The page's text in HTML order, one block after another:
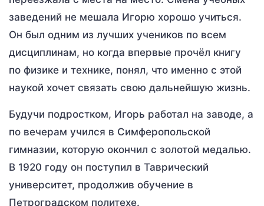
заведений не мешала Игорю хорошо учиться.
Он был одним из лучших учеников по всем
дисциплинам, но когда впервые прочёл книгу
по физике и технике, понял, что именно с этой
наукой хочет связать свою дальнейшую жизнь.
Будучи подростком, Игорь работал на заводе, а
по вечерам учился в Симферопольской
гимназии, которую окончил с золотой медалью.
В 1920 году он поступил в Таврический
университет, продолжив обучение в
Петроградском политехе.